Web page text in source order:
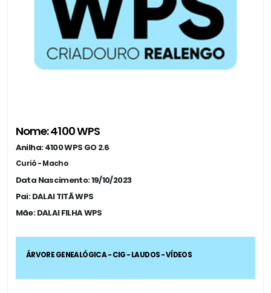
Nome: 4100 WPS
Anilha: 4100 WPS GO 2.6
Curió - Macho
Data Nascimento: 19/10/2023
Pai: DALAI TITÃ WPS
Mãe: DALAI FILHA WPS
ÁRVORE GENEALÓGICA - CIG - LAUDOS - VÍDEOS